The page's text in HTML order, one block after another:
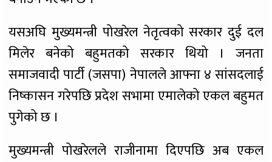
यसअघि मुख्यमन्त्री पोखरेल नेतृत्वको सरकार दुई दल
मिलेर बनेको बहुमतको सरकार थियो । जनता
समाजवादी पार्टी (जसपा) नेपालले आफ्ना ४ सांसदलाई
निष्कासन गरेपछि प्रदेश सभामा एमालेको एकल बहुमत
पुगेको छ ।
मुख्यमन्त्री पोखरेलले राजीनामा दिएपछि अब एकल